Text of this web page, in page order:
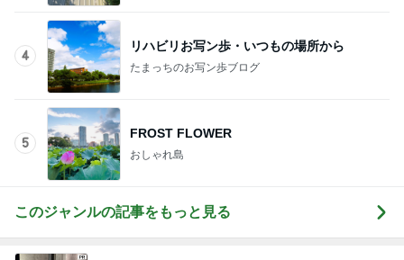
4
リハビリお写ン歩・いつもの場所から
たまっちのお写ン歩ブログ
5
FROST FLOWER
おしゃれ島
このジャンルの記事をもっと見る